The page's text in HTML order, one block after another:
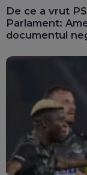
De ce a vrut
Parlament:
documentul